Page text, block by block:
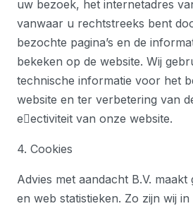
uw bezoek, het internetadres
vanwaar u rechtstreeks bent
bezochte pagina’s en de
bekeken op de website. Wij
technische informatie voor het
website en ter verbetering van
e􏰀ectiviteit van onze website.
4. Cookies
Advies met aandacht B.V.
en web statistieken. Zo zijn wij